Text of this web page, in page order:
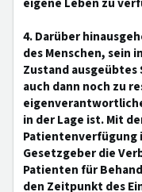
4. Darüber
des Menschen, sein
Zustand
auch dann noch zu
in der Lage ist. Mit
Patientenverfügung
Gesetzgeber die
Patienten für
den Zeitpunkt des